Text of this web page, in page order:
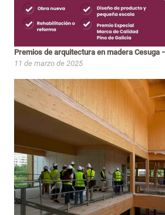
Premios de arquitectura en madera Cesuga
11 de marzo de 2025